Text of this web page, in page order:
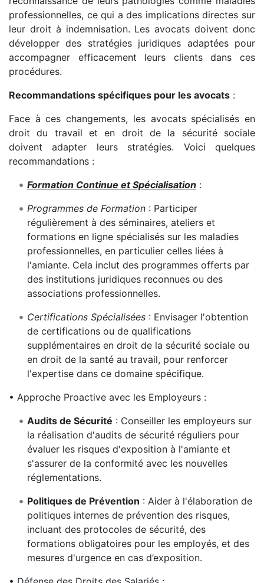
professionnelles, ce qui a des implications directes sur
leur droit à indemnisation. Les avocats doivent donc
développer des stratégies juridiques adaptées pour
accompagner efficacement leurs clients dans ces
procédures.
Recommandations spécifiques pour les avocats :
Face à ces changements, les avocats spécialisés en
droit du travail et en droit de la sécurité sociale
doivent adapter leurs stratégies. Voici quelques
recommandations :
Formation Continue et Spécialisation:
Programmes de Formation: Participer
régulièrement à des séminaires, ateliers et
formations en ligne spécialisés sur les maladies
professionnelles, en particulier celles liées à
l'amiante. Cela inclut des programmes offerts par
des institutions juridiques reconnues ou des
associations professionnelles.
Certifications Spécialisées: Envisager l'obtention
de certifications ou de qualifications
supplémentaires en droit de la sécurité sociale ou
en droit de la santé au travail, pour renforcer
l'expertise dans ce domaine spécifique.
• Approche Proactive avec les Employeurs :
Audits de Sécurité : Conseiller les employeurs sur
la réalisation d'audits de sécurité réguliers pour
évaluer les risques d'exposition à l'amiante et
s'assurer de la conformité avec les nouvelles
réglementations.
Politiques de Prévention : Aider à l'élaboration de
politiques internes de prévention des risques,
incluant des protocoles de sécurité, des
formations obligatoires pour les employés, et des
mesures d'urgence en cas d’exposition.